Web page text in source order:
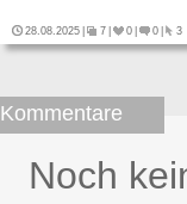
28.08.2025 7 0 0 3
Kommentare
Noch